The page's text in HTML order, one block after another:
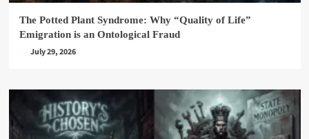
The Potted Plant Syndrome: Why “Quality of Life”
Emigration is an Ontological Fraud
July 29, 2026